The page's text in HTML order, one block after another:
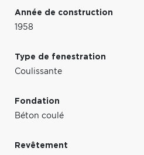
Année de construction
1958
Type de fenestration
Coulissante
Fondation
Béton coulé
Revêtement